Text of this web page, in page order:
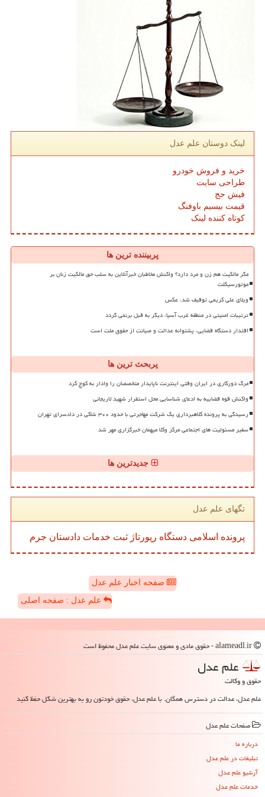
لینک دوستان علم عدل
خرید و فروش خودرو
طراحی سایت
فیش حج
قیمت بیسیم باوفنگ
کوتاه کننده لینک
پربیننده ترین ها
مگر مالکیت هم زن و مرد دارد؟ واکنش مخاطبان خبرآنلاین به سلب حق مالکیت زنان بر
موتورسیکلت
ویلای علی کریمی توقیف شد، عکس
ترتیبات امنیتی در منطقه غرب آسیا، دیگر به قبل برنمی گردد
اقتدار دستگاه قضایی، پشتوانه عدالت و صیانت از حقوق ملت است
پربحث ترین ها
مرگ دورکاری در ایران وقتی اینترنت ناپایدار متخصصان را وادار به کوچ کرد
واکنش قوه قضاییه به ادعای شناسایی محل استقرار شهید لاریجانی
رسیدگی به پرونده کلاهبرداری یک شرکت مهاجرتی با حدود ۳۰۰ شاکی در دادسرای تهران
سفیر مسئولیت های اجتماعی مرکز وکلا میهمان خبرگزاری مهر شد
جدیدترین ها
تگهای علم عدل
پرونده اسلامی دستگاه رپورتاژ ثبت خدمات دادستان جرم
صفحه اخبار علم عدل
علم عدل : صفحه اصلی
علم عدل
حقوق و وکالت
علم عدل، عدالت در دسترس همگان. با علم عدل، حقوق خودتون رو به بهترین شکل حفظ کنید
صفحات علم عدل
درباره ما
تبلیغات در علم عدل
آرشیو علم عدل
خدمات علم عدل